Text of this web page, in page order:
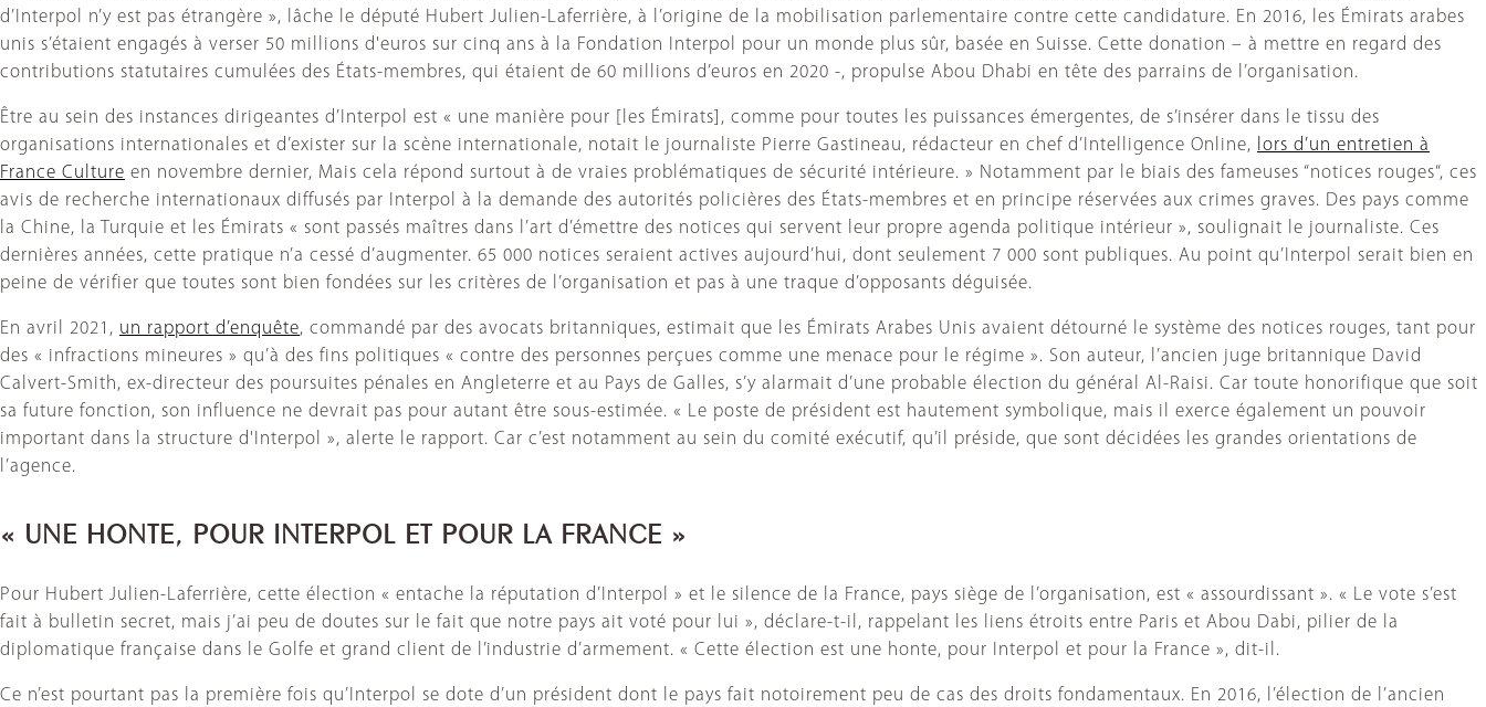
d’Interpol n’y est pas étrangère », lâche le député Hubert Julien-Laferrière, à l’origine de la mobilisation parlementaire contre cette candidature. En 2016, les Émirats arabes
unis s’étaient engagés à verser 50 millions d'euros sur cinq ans à la Fondation Interpol pour un monde plus sûr, basée en Suisse. Cette donation – à mettre en regard des
contributions statutaires cumulées des États-membres, qui étaient de 60 millions d’euros en 2020 -, propulse Abou Dhabi en tête des parrains de l’organisation.
Être au sein des instances dirigeantes d’Interpol est « une manière pour [les Émirats], comme pour toutes les puissances émergentes, de s’insérer dans le tissu des
organisations internationales et d’exister sur la scène internationale, notait le journaliste Pierre Gastineau, rédacteur en chef d’Intelligence Online,
lors d’un entretien à
France Culture en novembre dernier, Mais cela répond surtout à de vraies problématiques de sécurité intérieure. » Notamment par le biais des fameuses “notices rouges“, ces
avis de recherche internationaux diffusés par Interpol à la demande des autorités policières des États-membres et en principe réservées aux crimes graves. Des pays comme
la Chine, la Turquie et les Émirats « sont passés maîtres dans l’art d’émettre des notices qui servent leur propre agenda politique intérieur », soulignait le journaliste. Ces
dernières années, cette pratique n’a cessé d’augmenter. 65 000 notices seraient actives aujourd’hui, dont seulement 7 000 sont publiques. Au point qu’Interpol serait bien en
peine de vérifier que toutes sont bien fondées sur les critères de l’organisation et pas à une traque d’opposants déguisée.
En avril 2021, un rapport d’enquête, commandé par des avocats britanniques, estimait que les Émirats Arabes Unis avaient détourné le système des notices rouges, tant pour
des « infractions mineures » qu’à des fins politiques « contre des personnes perçues comme une menace pour le régime ». Son auteur, l’ancien juge britannique David
Calvert-Smith, ex-directeur des poursuites pénales en Angleterre et au Pays de Galles, s’y alarmait d’une probable élection du général Al-Raisi. Car toute honorifique que soit
sa future fonction, son influence ne devrait pas pour autant être sous-estimée. « Le poste de président est hautement symbolique, mais il exerce également un pouvoir
important dans la structure d'Interpol », alerte le rapport. Car c’est notamment au sein du comité exécutif, qu’il préside, que sont décidées les grandes orientations de
l’agence.
« UNE HONTE, POUR INTERPOL ET POUR LA FRANCE »
Pour Hubert Julien-Laferrière, cette élection « entache la réputation d’Interpol » et le silence de la France, pays siège de l’organisation, est « assourdissant ». « Le vote s’est
fait à bulletin secret, mais j’ai peu de doutes sur le fait que notre pays ait voté pour lui », déclare-t-il, rappelant les liens étroits entre Paris et Abou Dabi, pilier de la
diplomatique française dans le Golfe et grand client de l’industrie d’armement. « Cette élection est une honte, pour Interpol et pour la France », dit-il.
Ce n’est pourtant pas la première fois qu’Interpol se dote d’un président dont le pays fait notoirement peu de cas des droits fondamentaux. En 2016, l’élection de l’ancien